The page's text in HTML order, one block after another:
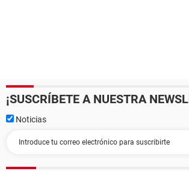
¡SUSCRÍBETE A NUESTRA
Noticias